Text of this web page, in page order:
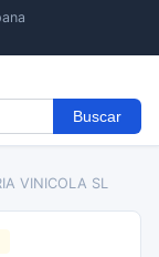
Buscar
VINICOLA SL